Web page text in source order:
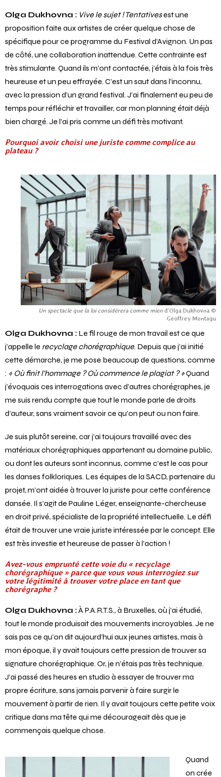
Olga Dukhovna : Vive le sujet ! Tentativesest une
proposition faite aux artistes de créer quelque chose de
spécifique pour ce programme du Festival d’Avignon. Un pas
de côté, une collaboration inattendue. Cette contrainte est
très stimulante. Quand ils m’ont contactée, j’étais à la fois très
heureuse et un peu effrayée. C’est un saut dans l’inconnu,
avec la pression d’un grand festival. J’ai finalement eu peu de
temps pour réfléchir et travailler, car mon planning était déjà
bien chargé. Je l’ai pris comme un défi très motivant.
Pourquoi avoir choisi une juriste comme complice au
plateau ?
Un spectacle que la loi considérera comme mien d’Olga Dukhovna ©
Geoffrey Montagu
Olga Dukhovna : Le fil rouge de mon travail est ce que
j’appelle le recyclage chorégraphique. Depuis que j’ai initié
cette démarche, je me pose beaucoup de questions, comme
: « Où finit l’hommage ? Où commence le plagiat ? »Quand
j’évoquais ces interrogations avec d’autres chorégraphes, je
me suis rendu compte que tout le monde parle de droits
d’auteur, sans vraiment savoir ce qu’on peut ou non faire.
Je suis plutôt sereine, car j’ai toujours travaillé avec des
matériaux chorégraphiques appartenant au domaine public,
ou dont les auteurs sont inconnus, comme c’est le cas pour
les danses folkloriques. Les équipes de la SACD, partenaire du
projet, m’ont aidée à trouver la juriste pour cette conférence
dansée. Il s’agit de Pauline Léger, enseignante-chercheuse
en droit privé, spécialiste de la propriété intellectuelle. Le défi
était de trouver une vraie juriste intéressée par le concept. Elle
est très investie et heureuse de passer à l’action !
Avez-vous emprunté cette voie du « recyclage
chorégraphique » parce que vous vous interrogiez sur
votre légitimité à trouver votre place en tant que
chorégraphe ?
Olga Dukhovna :À P.A.R.T.S., à Bruxelles, où j’ai étudié,
tout le monde produisait des mouvements incroyables. Je ne
sais pas ce qu’on dit aujourd’hui aux jeunes artistes, mais à
mon époque, il y avait toujours cette pression de trouver sa
signature chorégraphique. Or, je n’étais pas très technique.
J’ai passé des heures en studio à essayer de trouver ma
propre écriture, sans jamais parvenir à faire surgir le
mouvement à partir de rien. Il y avait toujours cette petite voix
critique dans ma tête qui me décourageait dès que je
commençais quelque chose.
Quand
on crée